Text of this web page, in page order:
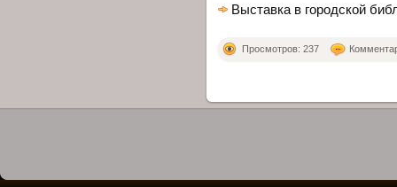
Выставка в городской
Просмотров: 237